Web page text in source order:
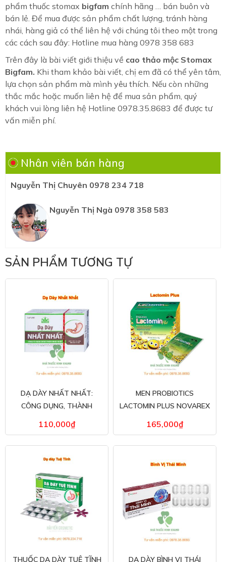
phẩm thuốc stomax bigfam chính hãng … bán buôn và
bán lẻ. Để mua được sản phẩm chất lượng, tránh hàng
nhái, hàng giả có thể liên hệ với chúng tôi theo một trong
các cách sau đây: Hotline mua hàng 0978 358 683
Trên đây là bài viết giới thiệu về cao thảo mộc Stomax
Bigfam. Khi tham khảo bài viết, chị em đã có thể yên tâm,
lựa chọn sản phẩm mà mình yêu thích. Nếu còn những
thắc mắc hoặc muốn liên hệ để mua sản phẩm, quý
khách vui lòng liên hệ Hotline 0978.35.8683 để được tư
vấn miễn phí.
Nhân viên bán hàng
Nguyễn Thị Chuyên 0978 234 718
Nguyễn Thị Ngà 0978 358 583
SẢN PHẨM TƯƠNG TỰ
DẠ DÀY NHẤT NHẤT:
CÔNG DỤNG, THÀNH
110,000₫
MEN PROBIOTICS
LACTOMIN PLUS NOVAREX
HỆ TIÊU HÓA
165,000₫
THUỐC DẠ DÀY TUỆ TĨNH DẠ DÀY BÌNH VỊ THÁI